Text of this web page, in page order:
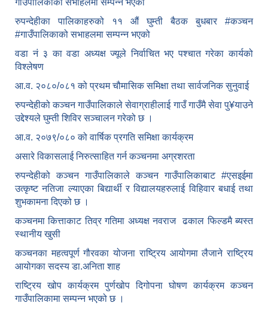
गाउँपालिकाको सभाहलमा सम्पन्न भएको
रुपन्देहीका पालिकाहरुको ११ औं घुम्ती बैठक बुधबार #कञ्चन
#गाउँपालिकाको सभाहलमा सम्पन्न भएको
वडा नं ३ का वडा अध्यक्ष ज्यूले निर्वाचित भए पश्चात गरेका कार्यको
विश्लेषण
आ.व. २०८०/०८१ को प्रथम चौमासिक समिक्षा तथा सार्वजनिक सुनुवाई
रुपन्देहीको कञ्चन गाउँपालिकाले सेवाग्राहीलाई गाउँ गाउँमै सेवा पु¥याउने
उद्देश्यले घुम्ती शिविर सञ्चालन गरेको छ ।
आ.व. २०७९/०८० को वार्षिक प्रगति समिक्षा कार्यक्रम
असारे विकासलाई निरुत्साहित गर्न कञ्चनमा अग्रशरता
रुपन्देहीको कञ्चन गाउँपालिकाले कञ्चन गाउँपालिकाबाट #एसइईमा
उत्कृष्ट नतिजा ल्याएका बिद्यार्थी र विद्यालयहरुलाई विहिवार बधाई तथा
शुभकामना दिएको छ ।
कञ्चनमा कित्ताकाट तिव्र गतिमा अध्यक्ष नवराज ढकाल फिल्डमै ब्यस्त
स्थानीय खुसी
कञ्चनका महत्वपूर्ण गौरवका योजना राष्ट्रिय आयोगमा लैजाने राष्ट्रिय
आयोगका सदस्य डा.अनिता शाह
राष्ट्रिय खोप कार्यक्रम पुर्णखोप दिगोपना घोषण कार्यक्रम कञ्‍चन
गाउँपालिकामा सम्पन्न भएको छ ।